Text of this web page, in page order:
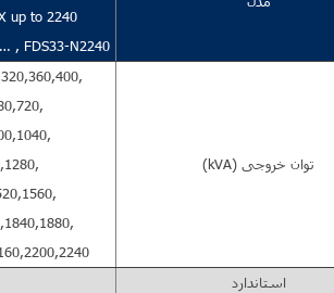
up to 2240
, FDS33-N2240
توان خروجی (kVA)
استاندارد